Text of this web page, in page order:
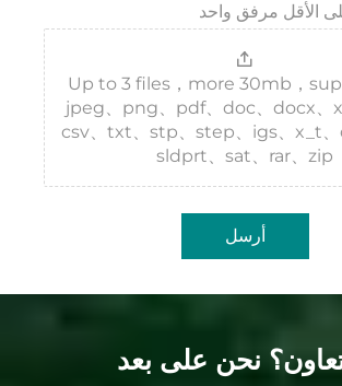
الأقل مرفق واحد
Up to 3 files，more 30mb，
jpeg、png、pdf、doc、docx、
csv、txt、stp、step、igs、x_t、
sldprt、sat、rar、zip
أرسل
تعاون؟ نحن على بعد